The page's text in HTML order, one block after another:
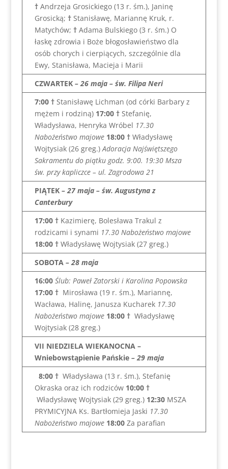
† Andrzeja Grosickiego (13 r. śm.), Janinę
Grosicką; † Stanisławę, Mariannę Kruk, r.
Matychów; † Adama Bulskiego (3 r. śm.) O
łaskę zdrowia i Boże błogosławieństwo dla
osób chorych i cierpiących, szczególnie dla
Ewy, Stanisława, Macieja i Marii
CZWARTEK – 26 maja – św. Filipa Neri
7:00 † Stanisławę Lichman (od córki Barbary z
mężem i rodziną) 17:00 † Stefanię,
Władysława, Henryka Wróbel 17.30
Nabożeństwo majowe 18:00 † Władysławę
Wojtysiak (26 greg.)Adoracja Najświętszego
Sakramentu do piątku godz. 9:00. 19:30 Msza
św. przy kapliczce – ul. Zagrodowa 21
PIĄTEK – 27 maja – św. Augustyna z
Canterbury
17:00 † Kazimierę, Bolesława Trakul z
rodzicami i synami 17.30 Nabożeństwo majowe
18:00 † Władysławę Wojtysiak (27 greg.)
SOBOTA – 28 maja
16:00 Ślub: Paweł Zatorski i Karolina Popowska
17:00 † Mirosława (19 r. śm.), Mariannę,
Wacława, Halinę, Janusza Kucharek 17.30
Nabożeństwo majowe 18:00 † Władysławę
Wojtysiak (28 greg.)
VII NIEDZIELA WIEKANOCNA –
Wniebowstąpienie Pańskie – 29 maja
8:00 † Władysława (13 r. śm.), Stefanię
Okraska oraz ich rodziców 10:00 †
Władysławę Wojtysiak (29 greg.) 12:30 MSZA
PRYMICYJNA Ks. Bartłomieja Jaski 17.30
Nabożeństwo majowe 18:00Za parafian